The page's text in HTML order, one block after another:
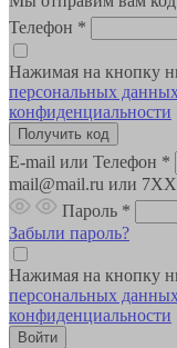
Телефон *
Нажимая на кнопку
персональных данных
конфиденциальности
E-mail или Телефон *
mail@mail.ru или
Пароль *
Забыли пароль?
Нажимая на кнопку
персональных данных
конфиденциальности